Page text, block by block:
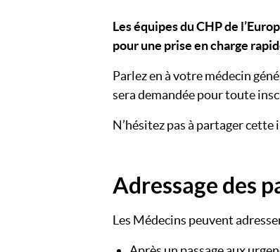
Les équipes du CHP de
pour une prise en charge
Parlez en à votre médecin
sera demandée pour toute
N’hésitez pas à partager
Titre
Adressage des
Les Médecins peuvent